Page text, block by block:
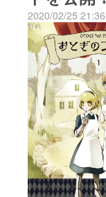
2020/02/25 21:36